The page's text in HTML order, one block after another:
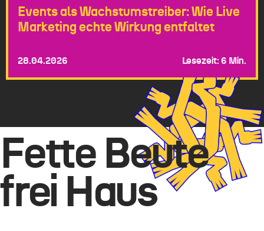
Events als Wachstumstreiber: Wie Live
Marketing echte Wirkung entfaltet
28.04.2026 Lesezeit: 6 Min.
Fette Beute
frei Haus